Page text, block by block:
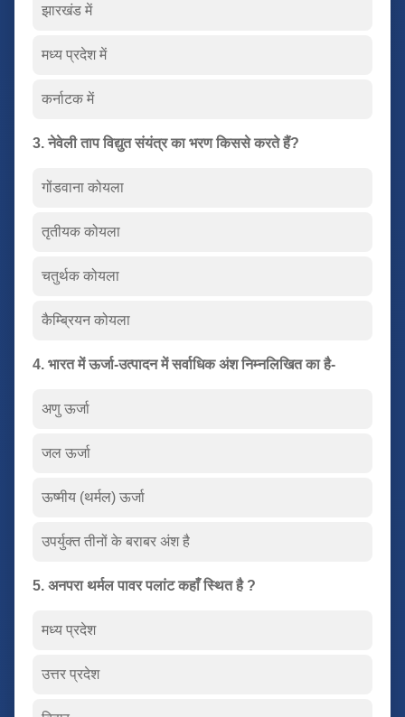
झारखंड में
मध्य प्रदेश में
कर्नाटक में
3. नेवेली ताप विद्युत संयंत्र का भरण किससे करते हैं?
गोंडवाना कोयला
तृतीयक कोयला
चतुर्थक कोयला
कैम्ब्रियन कोयला
4. भारत में ऊर्जा-उत्पादन में सर्वाधिक अंश निम्नलिखित का है-
अणु ऊर्जा
जल ऊर्जा
ऊष्मीय (थर्मल) ऊर्जा
उपर्युक्त तीनों के बराबर अंश है
5. अनपरा थर्मल पावर पलांट कहाँ स्थित है ?
मध्य प्रदेश
उत्तर प्रदेश